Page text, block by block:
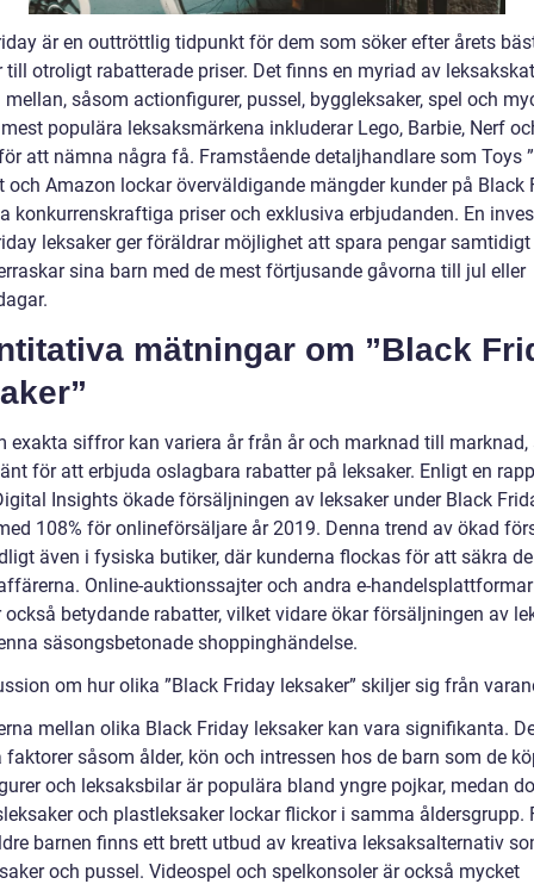
är en outtröttlig tidpunkt för dem som söker efter årets
till otroligt rabatterade priser. Det finns en myriad av
såsom actionfigurer, pussel, byggleksaker, spel och
populära leksaksmärkena inkluderar Lego, Barbie, Nerf
att nämna några få. Framstående detaljhandlare som Toys
och Amazon lockar överväldigande mängder kunder på Black
konkurrenskraftiga priser och exklusiva erbjudanden. En
leksaker ger föräldrar möjlighet att spara pengar
sina barn med de mest förtjusande gåvorna till jul eller
mätningar om ”Black
exakta siffror kan variera år från år och marknad till marknad,
för att erbjuda oslagbara rabatter på leksaker. Enligt en
Insights ökade försäljningen av leksaker under Black
108% för onlineförsäljare år 2019. Denna trend av ökad
även i fysiska butiker, där kunderna flockas för att säkra
Online-auktionssajter och andra e-handelsplattformar
också betydande rabatter, vilket vidare ökar försäljningen av
säsongsbetonade shoppinghändelse.
om hur olika ”Black Friday leksaker” skiljer sig från
mellan olika Black Friday leksaker kan vara signifikanta.
faktorer såsom ålder, kön och intressen hos de barn som de
och leksaksbilar är populära bland yngre pojkar, medan
och plastleksaker lockar flickor i samma åldersgrupp.
barnen finns ett brett utbud av kreativa leksaksalternativ
och pussel. Videospel och spelkonsoler är också mycket